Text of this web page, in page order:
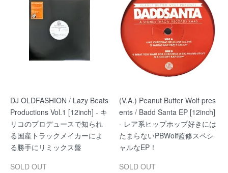
DJ OLDFASHION / Lazy Beats
Productions Vol.1 [12inch] - キ
リコのプロデュースで知られ
る国産トラックメイカーによ
る勝手にリミックス盤
SOLD OUT
(V.A.) Peanut Butter Wolf pres
ents / Badd Santa EP [12inch]
- レア系ヒップホップ好きには
たまらないPBWolf監修スペシ
ャルなEP！
SOLD OUT